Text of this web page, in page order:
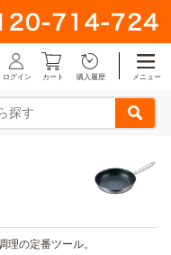
ログイン カート 購入履歴 メニュー
の定番ツール。